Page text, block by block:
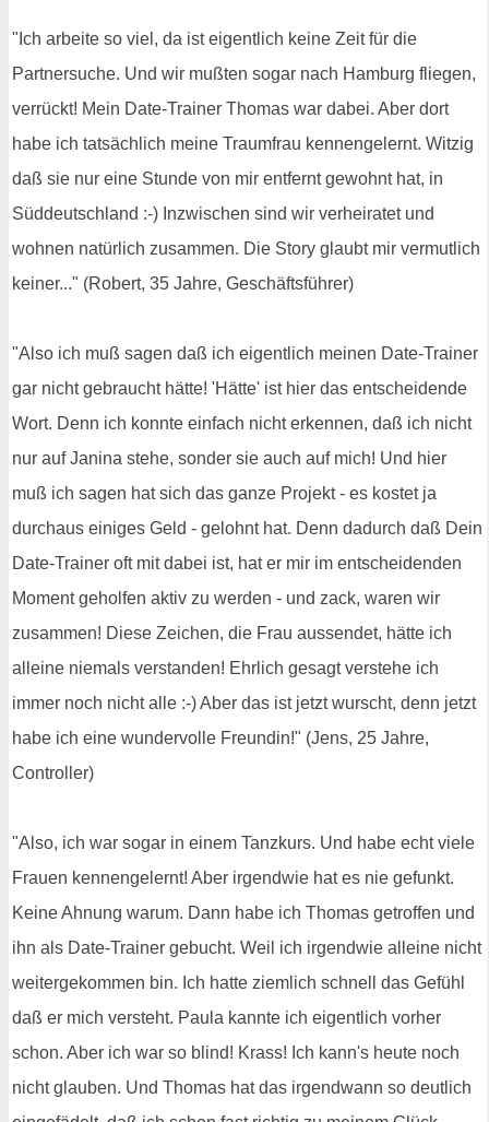
"Ich arbeite so viel, da ist eigentlich keine Zeit für die
Partnersuche. Und wir mußten sogar nach Hamburg fliegen,
verrückt! Mein Date-Trainer Thomas war dabei. Aber dort
habe ich tatsächlich meine Traumfrau kennengelernt. Witzig
daß sie nur eine Stunde von mir entfernt gewohnt hat, in
Süddeutschland :-) Inzwischen sind wir verheiratet und
wohnen natürlich zusammen. Die Story glaubt mir vermutlich
keiner..." (Robert, 35 Jahre, Geschäftsführer)
"Also ich muß sagen daß ich eigentlich meinen Date-Trainer
gar nicht gebraucht hätte! 'Hätte' ist hier das entscheidende
Wort. Denn ich konnte einfach nicht erkennen, daß ich nicht
nur auf Janina stehe, sonder sie auch auf mich! Und hier
muß ich sagen hat sich das ganze Projekt - es kostet ja
durchaus einiges Geld - gelohnt hat. Denn dadurch daß Dein
Date-Trainer oft mit dabei ist, hat er mir im entscheidenden
Moment geholfen aktiv zu werden - und zack, waren wir
zusammen! Diese Zeichen, die Frau aussendet, hätte ich
alleine niemals verstanden! Ehrlich gesagt verstehe ich
immer noch nicht alle :-) Aber das ist jetzt wurscht, denn jetzt
habe ich eine wundervolle Freundin!" (Jens, 25 Jahre,
Controller)
"Also, ich war sogar in einem Tanzkurs. Und habe echt viele
Frauen kennengelernt! Aber irgendwie hat es nie gefunkt.
Keine Ahnung warum. Dann habe ich Thomas getroffen und
ihn als Date-Trainer gebucht. Weil ich irgendwie alleine nicht
weitergekommen bin. Ich hatte ziemlich schnell das Gefühl
daß er mich versteht. Paula kannte ich eigentlich vorher
schon. Aber ich war so blind! Krass! Ich kann's heute noch
nicht glauben. Und Thomas hat das irgendwann so deutlich